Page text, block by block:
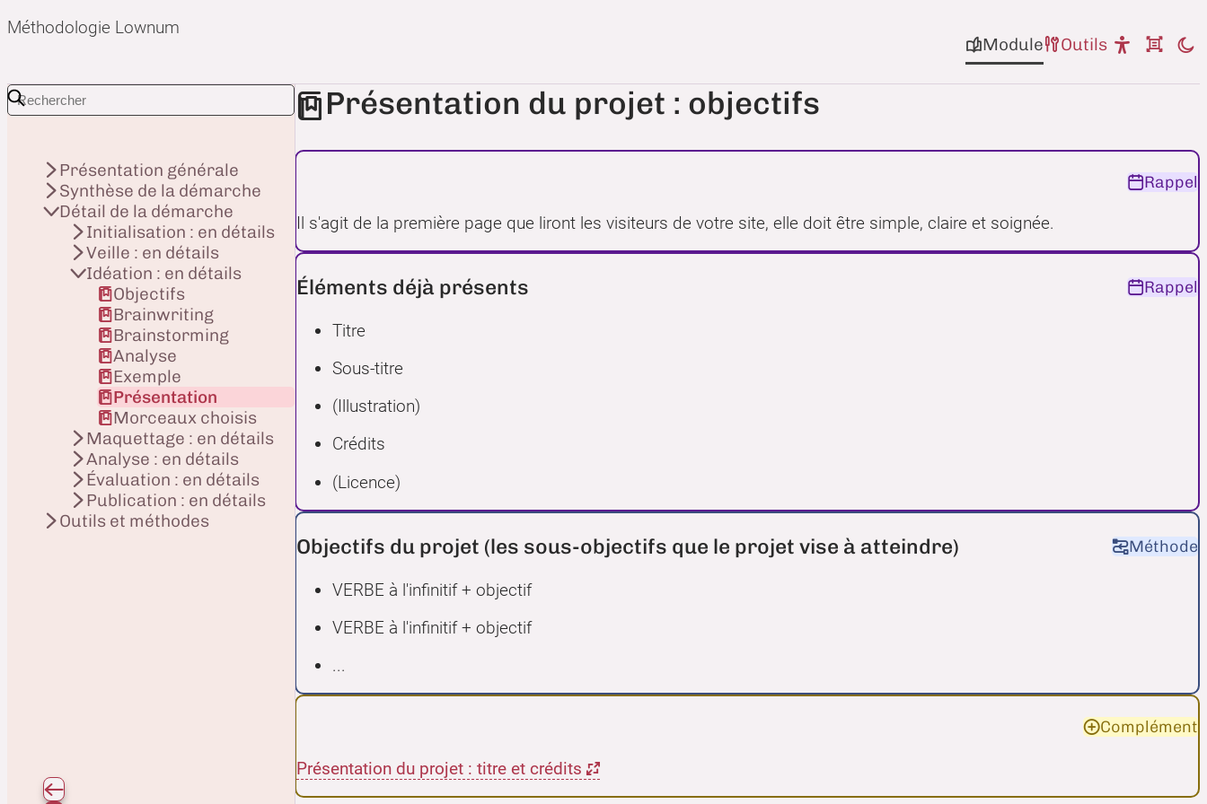
Méthodologie Lownum
Module
Outils
Présentation du projet : objectifs
Rappel
Il s'agit de la première page que liront les visiteurs de votre site, elle doit être simple, claire et soignée.
Rappel
Éléments déjà présents
Titre
Sous-titre
(Illustration)
Crédits
(Licence)
Méthode
Objectifs du projet (les sous-objectifs que le projet vise à atteindre)
VERBE à l'infinitif + objectif
VERBE à l'infinitif + objectif
...
Complément
Présentation du projet : titre et crédits
Présentation générale
Synthèse de la démarche
Détail de la démarche
Initialisation : en détails
Veille : en détails
Idéation : en détails
Objectifs
Brainwriting
Brainstorming
Analyse
Exemple
Présentation
Morceaux choisis
Maquettage : en détails
Analyse : en détails
Évaluation : en détails
Publication : en détails
Outils et méthodes